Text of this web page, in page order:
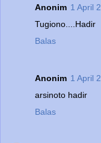
Anonim 1 April
Tugiono....Hadir
Balas
Anonim 1 April
arsinoto hadir
Balas